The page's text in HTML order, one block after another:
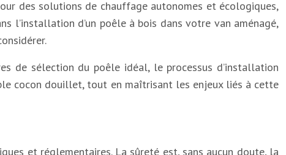
des solutions de chauffage autonomes et écologiques,
l’installation d’un poêle à bois dans votre van aménagé,
de sélection du poêle idéal, le processus d’installation
cocon douillet, tout en maîtrisant les enjeux liés à cette
et réglementaires. La sûreté est, sans aucun doute, la